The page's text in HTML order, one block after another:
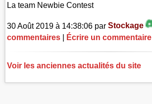
La team Newbie Contest
30 Août 2019 à 14:38:06 parStockage
commentaires
Écrire un commentaire
Voir les anciennes actualités du site